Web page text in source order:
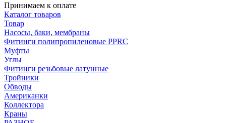
Принимаем к оплате
Каталог товаров
Товар
Насосы, баки, мембраны
Фитинги полипропиленовые PPRC
Муфты
Углы
Фитинги резьбовые латунные
Тройники
Обводы
Американки
Коллектора
Краны